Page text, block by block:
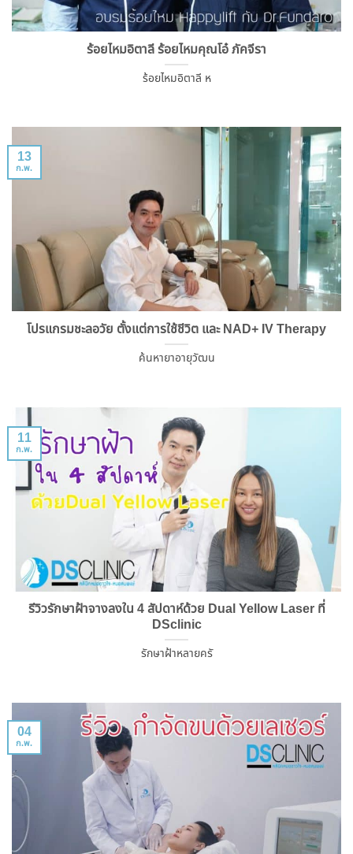
ร้อยไหมอิตาลี ร้อยไหมคุณโอ๋ ภัคจีรา
ร้อยไหมอิตาลี ห
โปรแกรมชะลอวัย ตั้งแต่การใช้ชีวิต และ NAD+ IV Therapy
ค้นหายาอายุวัฒน
13
ก.พ.
รีวิวรักษาฝ้าจางลงใน 4 สัปดาห์ด้วย Dual Yellow Laser ที่
DSclinic
รักษาฝ้าหลายครั
11
ก.พ.
04
ก.พ.